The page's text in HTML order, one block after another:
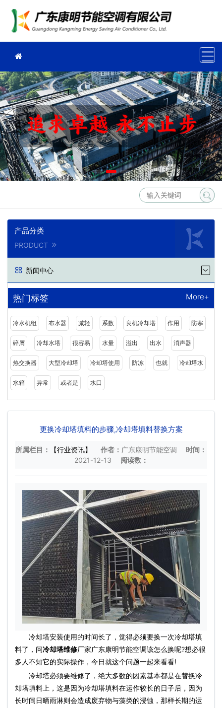
产品分类
PRODUCT
新闻中心
热门标签 More+
冷水机组 布水器 减轻 系数 良机冷却塔 作用 防寒
碎屑 冷却水塔 很容易 水量 溢出 出水 消声器
热交换器 大型冷却塔 冷却塔使用 防冻 也就 冷却塔水
水箱 异常 或者是 水口
更换冷却塔填料的步骤,冷却塔填料替换方案
所属栏目： 【行业资讯】 作者： 广东康明节能空调
时间：
2021-12-13
阅读数：
冷却塔安装使用的时间长了，觉得必须要换一次冷却塔填
料了，问冷却塔维修厂家广东康明节能空调该怎么换呢?想必很
多人不知它的实际操作，今日就这个问题一起来看看!
冷却塔必须要维修了，绝大多数的因素基本都是在替换冷
却塔填料上，这是因为冷却塔填料在运作较长的日子后，因为
长时间日晒雨淋则会造成废弃物与藻类的浸蚀，那样长期的运